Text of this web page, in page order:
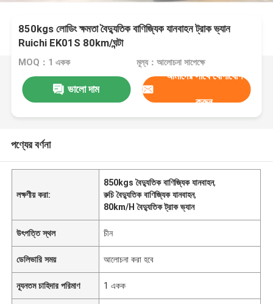
850kgs লোডিং ক্ষমতা বৈদ্যুতিক বাণিজ্যিক যানবাহন ট্রাক ভ্যান
Ruichi EK01S 80km/ঘন্টা
MOQ：1 একক মূল্য：আলোচনা সাপেক্ষে
ভালো দাম
আমাদের সাথে যোগাযোগ
করুন
পণ্যের বর্ণনা
লক্ষণীয় করা:
850kgs বৈদ্যুতিক বাণিজ্যিক যানবাহন,
রুচি বৈদ্যুতিক বাণিজ্যিক যানবাহন,
80km/H বৈদ্যুতিক ট্রাক ভ্যান
উৎপত্তি স্থল চীন
ডেলিভারি সময় আলোচনা করা হবে
ন্যূনতম চাহিদার পরিমাণ 1 একক